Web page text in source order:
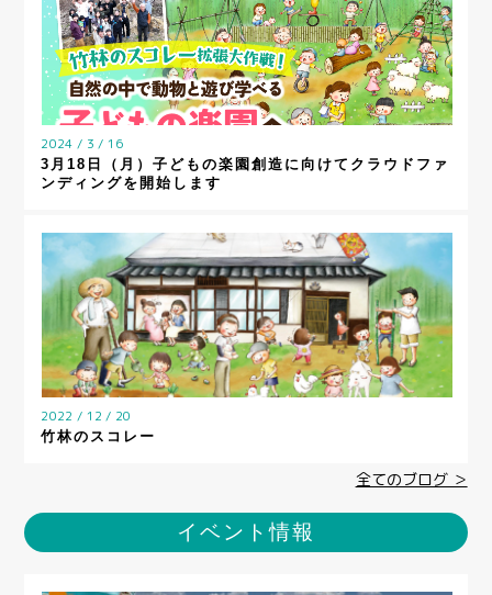
2024 / 3 / 16
3月18日（月）子どもの楽園創造に向けてクラウドファ
ンディングを開始します
2022 / 12 / 20
竹林のスコレー
全てのブログ ＞
イベント情報